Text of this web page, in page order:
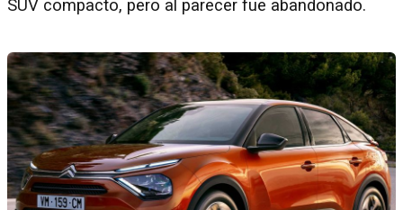
SUV compacto, pero al parecer fue abandonado.